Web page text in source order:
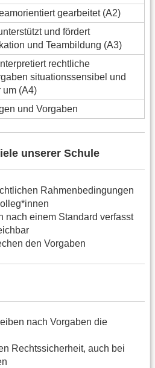
gearbeitet (A2)
und fördert
und Teambildung (A3)
rechtliche
situationssensibel und
um (A4)
und Vorgaben
unserer Schule
Rahmenbedingungen
nach einem Standard verfasst
den Vorgaben
nach Vorgaben die
Rechtssicherheit, auch bei